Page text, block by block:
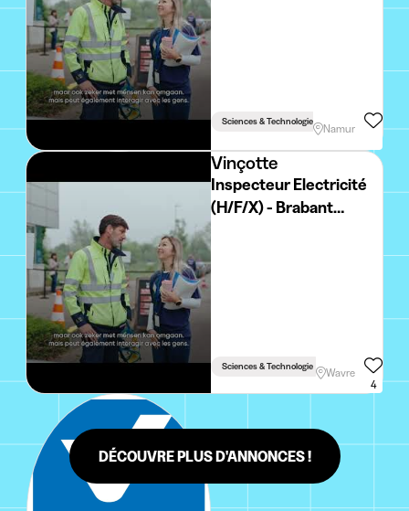
Sciences & Technologie
Namur
Vinçotte
Inspecteur Electricité
(H/F/X) - Brabant
Sciences & Technologie
Wavre
4
DÉCOUVRE PLUS D'ANNONCES !